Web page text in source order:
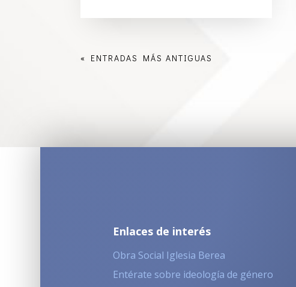
« ENTRADAS MÁS ANTIGUAS
Enlaces de interés
Obra Social Iglesia Berea
Entérate sobre ideología de género